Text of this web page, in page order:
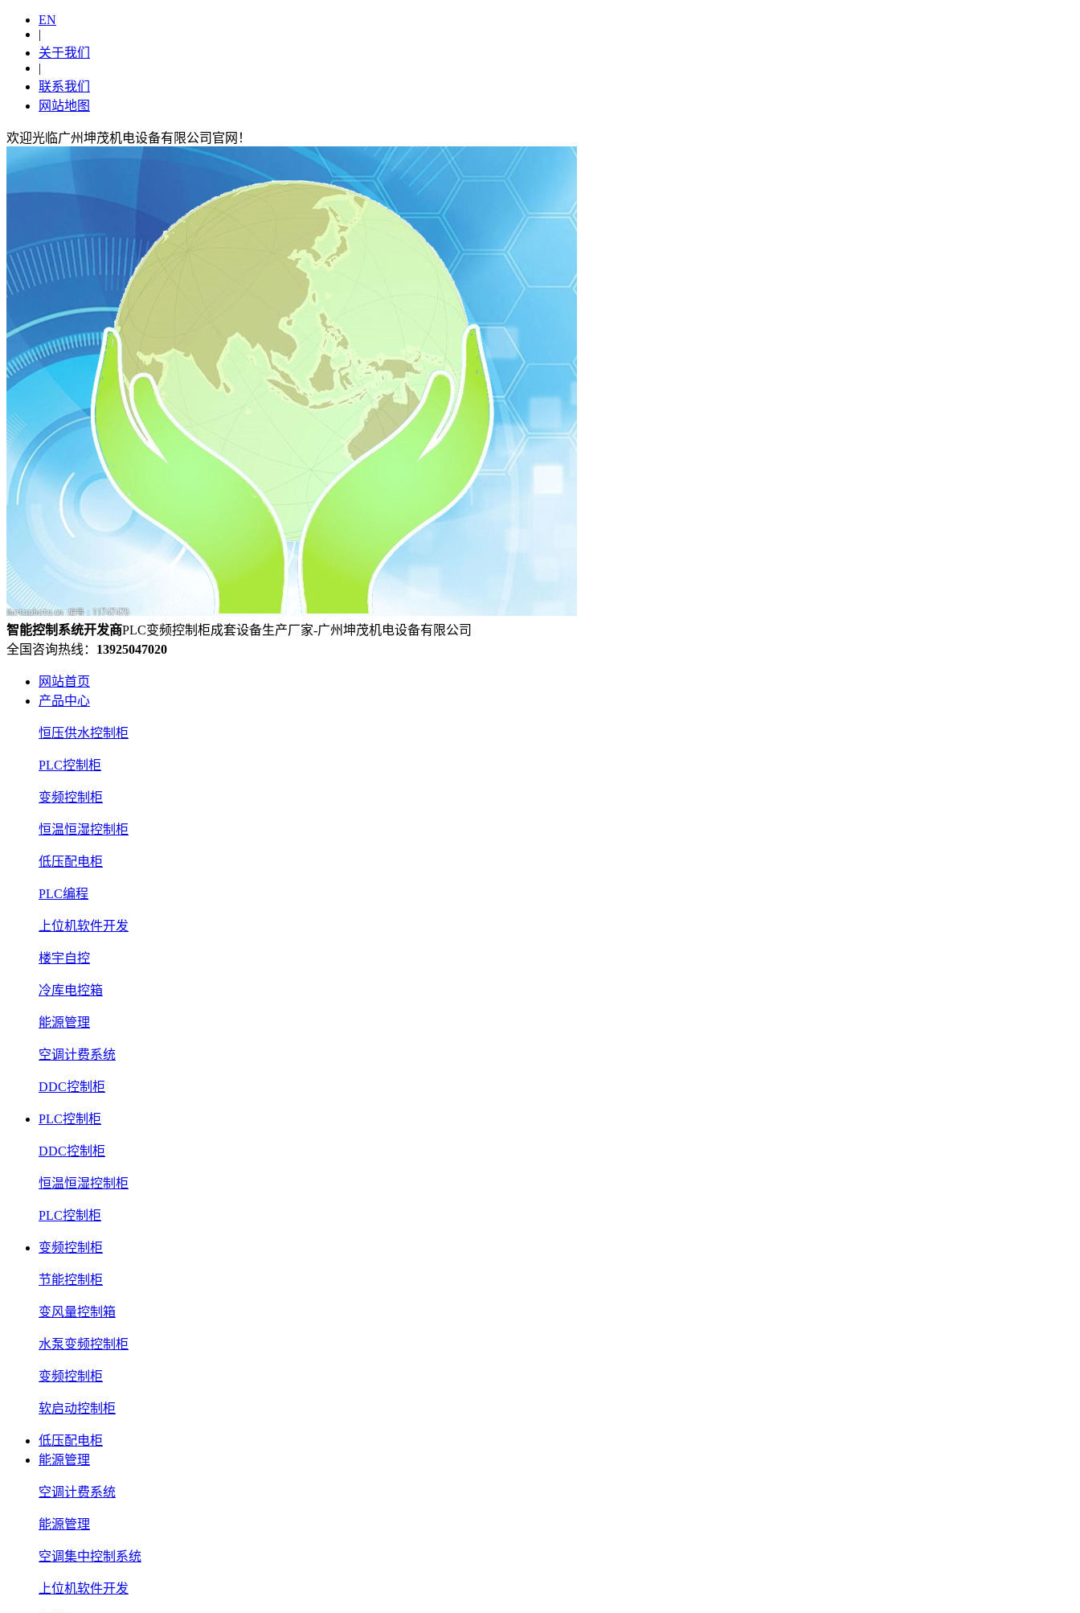
EN
|
关于我们
|
联系我们
网站地图
欢迎光临广州坤茂机电设备有限公司官网！
智能控制系统开发商PLC变频控制柜成套设备生产厂家-广州坤茂机电设备有限公司
全国咨询热线： 13925047020
网站首页
产品中心
恒压供水控制柜
PLC控制柜
变频控制柜
恒温恒湿控制柜
低压配电柜
PLC编程
上位机软件开发
楼宇自控
冷库电控箱
能源管理
空调计费系统
DDC控制柜
PLC控制柜
DDC控制柜
恒温恒湿控制柜
PLC控制柜
变频控制柜
节能控制柜
变风量控制箱
水泵变频控制柜
变频控制柜
软启动控制柜
低压配电柜
能源管理
空调计费系统
能源管理
空调集中控制系统
上位机软件开发